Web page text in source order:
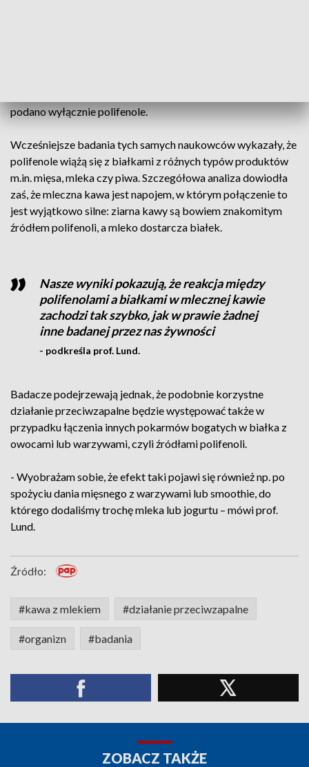
podano wyłącznie polifenole.
Wcześniejsze badania tych samych naukowców wykazały, że
polifenole wiążą się z białkami z różnych typów produktów
m.in. mięsa, mleka czy piwa. Szczegółowa analiza dowiodła
zaś, że mleczna kawa jest napojem, w którym połączenie to
jest wyjątkowo silne: ziarna kawy są bowiem znakomitym
źródłem polifenoli, a mleko dostarcza białek.
Nasze wyniki pokazują, że reakcja między
polifenolami a białkami w mlecznej kawie
zachodzi tak szybko, jak w prawie żadnej
inne badanej przez nas żywności
- podkreśla prof. Lund.
Badacze podejrzewają jednak, że podobnie korzystne
działanie przeciwzapalne będzie występować także w
przypadku łączenia innych pokarmów bogatych w białka z
owocami lub warzywami, czyli źródłami polifenoli.
- Wyobrażam sobie, że efekt taki pojawi się również np. po
spożyciu dania mięsnego z warzywami lub smoothie, do
którego dodaliśmy trochę mleka lub jogurtu – mówi prof.
Lund.
Źródło:
#kawa z mlekiem #działanie przeciwzapalne
#organizn #badania
ZOBACZ TAKŻE